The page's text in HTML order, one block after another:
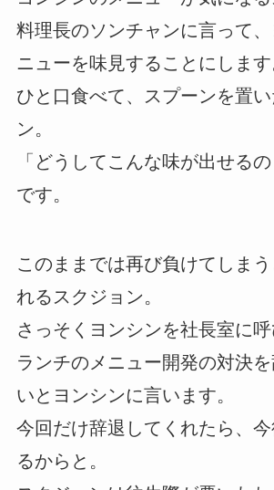
料理長のソンチャンに言って
ニューを味見することにします
ひと口食べて、スプーンを置
ン。
「どうしてこんな味が出せる
です。
このままでは再び負けてしま
れるスクジョン。
さっそくヨンシンを社長室に呼
ランチのメニュー開発の対決
いとヨンシンに言います。
今回だけ辞退してくれたら、
るからと。